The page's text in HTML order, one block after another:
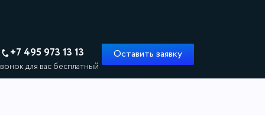
+7 495 973 13 13
для вас бесплатный
Оставить заявку